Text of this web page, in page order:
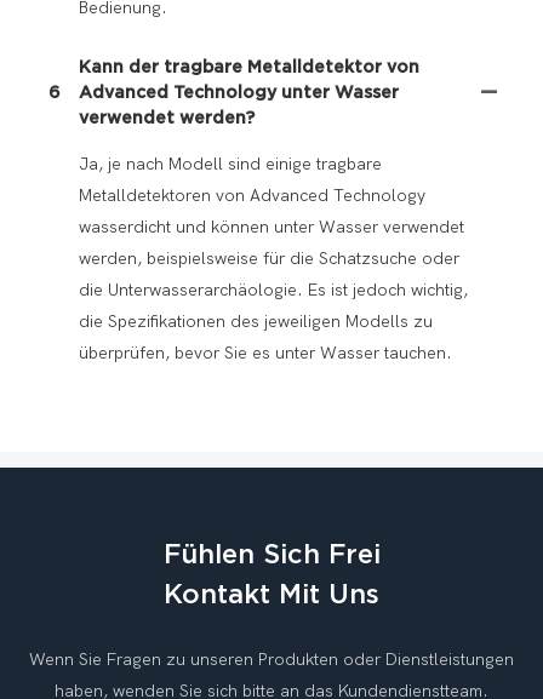
Bedienung.
6
Kann der tragbare Metalldetektor von
Advanced Technology unter Wasser
verwendet werden?
Ja, je nach Modell sind einige tragbare
Metalldetektoren von Advanced Technology
wasserdicht und können unter Wasser verwendet
werden, beispielsweise für die Schatzsuche oder
die Unterwasserarchäologie. Es ist jedoch wichtig,
die Spezifikationen des jeweiligen Modells zu
überprüfen, bevor Sie es unter Wasser tauchen.
Fühlen Sich Frei
Kontakt Mit Uns
Wenn Sie Fragen zu unseren Produkten oder Dienstleistungen
haben, wenden Sie sich bitte an das Kundendienstteam.